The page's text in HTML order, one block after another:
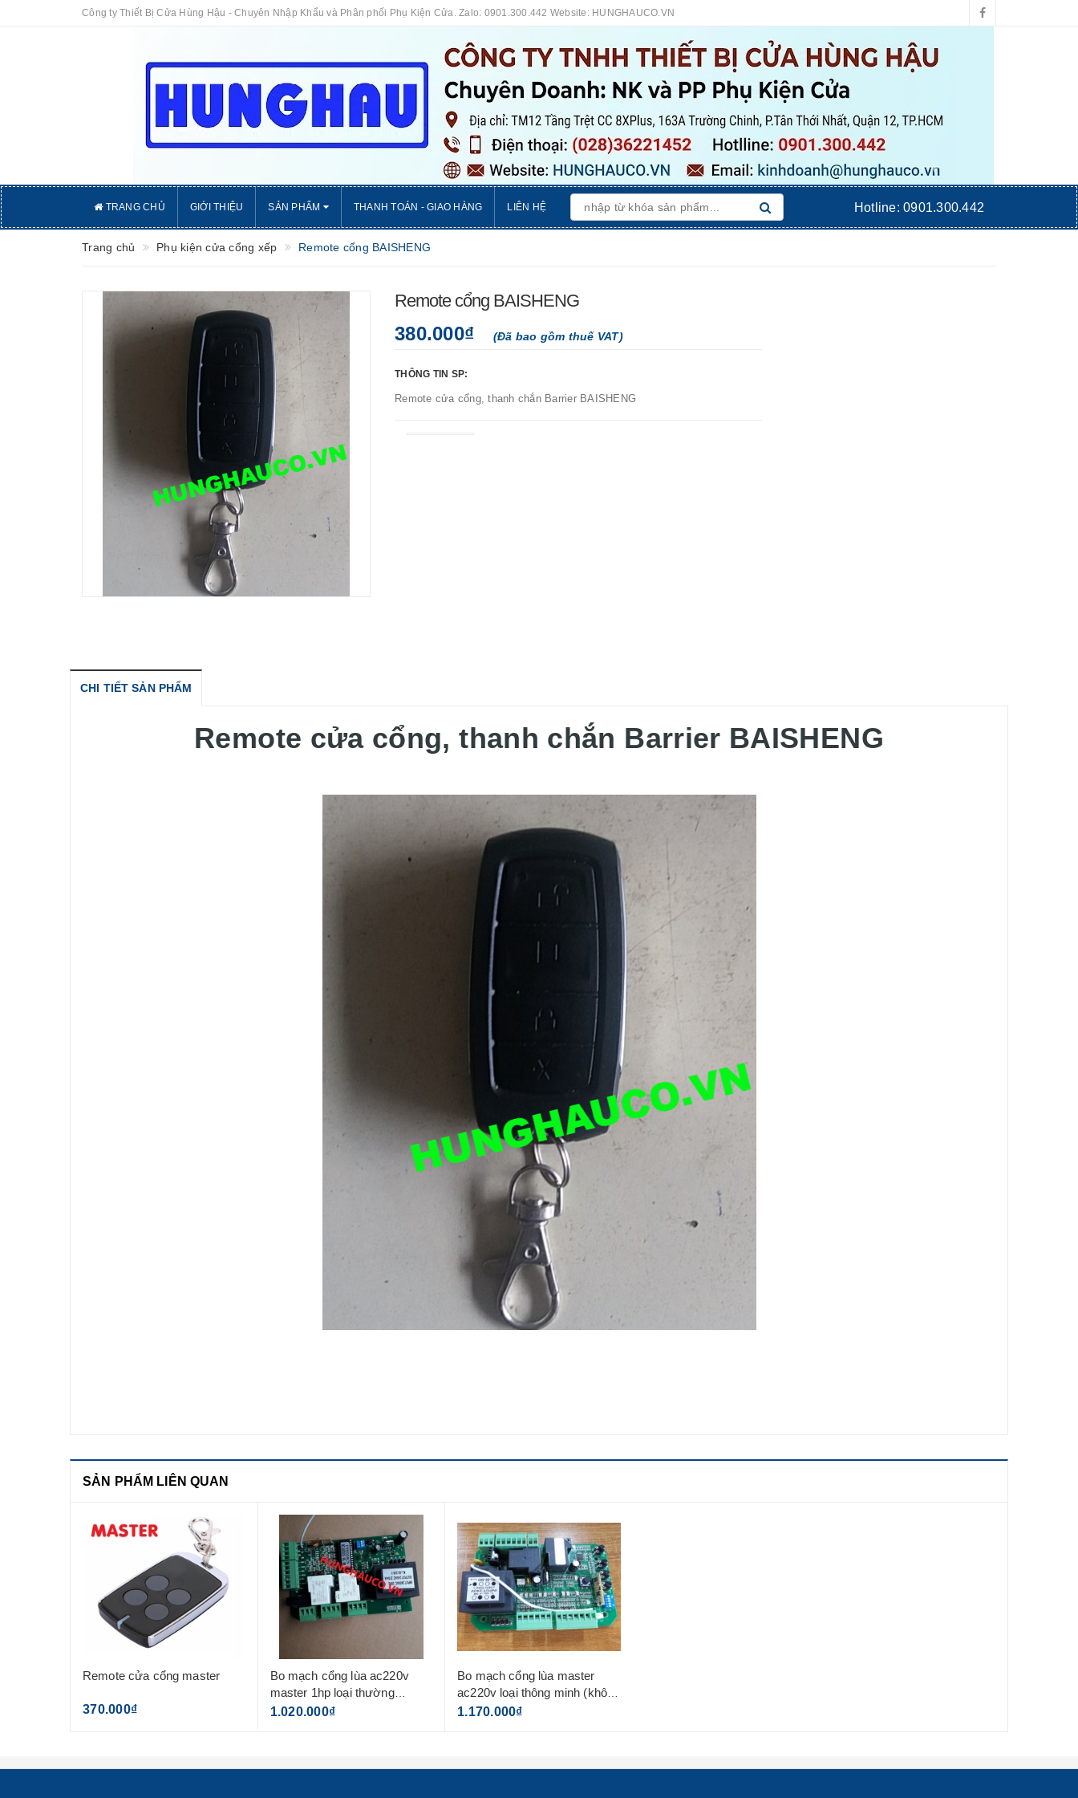
Công ty Thiết Bị Cửa Hùng Hậu - Chuyên Nhập Khẩu và Phân phối Phụ Kiện Cửa. Zalo: 0901.300.442 Website: HUNGHAUCO.VN
TRANG CHỦ GIỚI THIỆU SẢN PHẨM THANH TOÁN - GIAO HÀNG LIÊN HỆ Hotline: 0901.300.442
Trang chủ Phụ kiện cửa cổng xếp Remote cổng BAISHENG
Remote cổng BAISHENG
380.000₫ (Đã bao gồm thuế VAT)
THÔNG TIN SP:
Remote cửa cổng, thanh chắn Barrier BAISHENG
CHI TIẾT SẢN PHẨM
Remote cửa cổng, thanh chắn Barrier BAISHENG
SẢN PHẨM LIÊN QUAN
Remote cửa cổng master
370.000₫
Bo mạch cổng lùa ac220v
master 1hp loại thường
(không kèm remote)
1.020.000₫
Bo mạch cổng lùa master
ac220v loại thông minh (không
kèm remote)
1.170.000₫